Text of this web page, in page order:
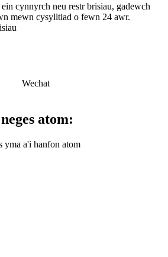
cynnyrch neu restr brisiau, gadewch
mewn cysylltiad o fewn 24 awr.
Wechat
atom:
yma a'i hanfon atom